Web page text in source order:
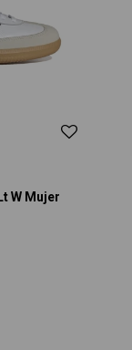
W Mujer